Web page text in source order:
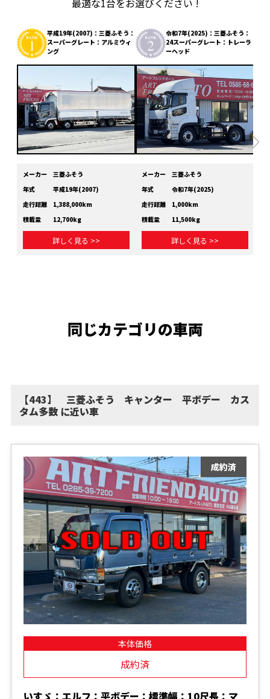
最適な1台をお選びください !
平成19年(2007)：三菱ふそう：
スーパーグレート：アルミウィ
ング
メーカー
三菱ふそう
年式
平成19年(2007)
走行距離
1,388,000km
積載量
12,700kg
詳しく見る >>
令和7年(2025)：三菱ふそう：
24スーパーグレート：トレーラ
ーヘッド
メーカー
三菱ふそう
年式
令和7年(2025)
走行距離
1,000km
積載量
11,500kg
詳しく見る >>
同じカテゴリの車両
【443】 三菱ふそう キャンター 平ボデー カス
タム多数 に近い車
本体価格
成約済
いすゞ：エルフ：平ボデー：標準幅：10尺長：マ